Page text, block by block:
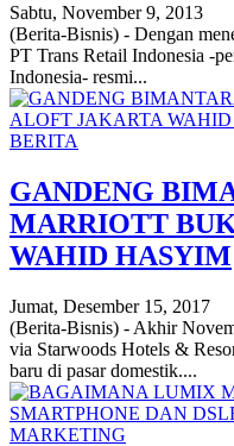
Sabtu, November 9, 2013
(Berita-Bisnis) - Dengan
PT Trans Retail Indonesia -
Indonesia- resmi...
BERITA
GANDENG
MARRIOTT
WAHID HASYIM
Jumat, Desember 15, 2017
(Berita-Bisnis) - Akhir
via Starwoods Hotels &
baru di pasar domestik....
MARKETING